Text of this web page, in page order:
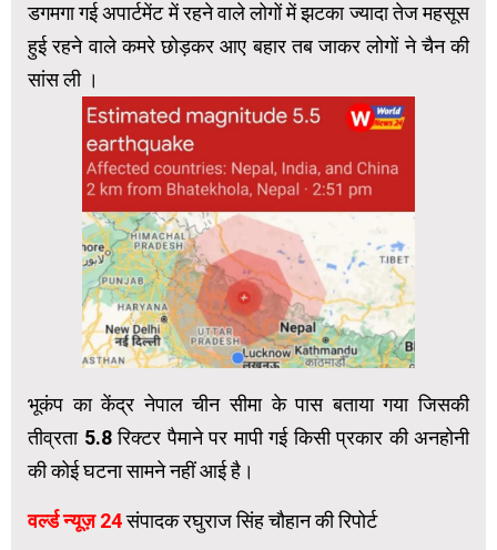
डगमगा गई अपार्टमेंट में रहने वाले लोगों में झटका ज्यादा तेज महसूस
हुई रहने वाले कमरे छोड़कर आए बहार तब जाकर लोगों ने चैन की
सांस ली ।
भूकंप का केंद्र नेपाल चीन सीमा के पास बताया गया जिसकी
तीव्रता 5.8 रिक्टर पैमाने पर मापी गई किसी प्रकार की अनहोनी
की कोई घटना सामने नहीं आई है।
वर्ल्ड न्यूज़ 24संपादक रघुराज सिंह चौहान की रिपोर्ट